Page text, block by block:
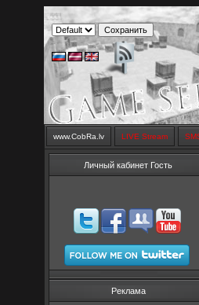
www.CobRa.lv LIVE Stream
Личный кабинет Гость
Реклама